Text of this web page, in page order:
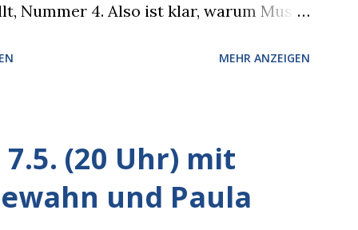
Nummer 4. Also ist klar, warum Musk
unauffälliger machen muss, damit die
wird jetzt berichtet, dass der neue
MEHR ANZEIGEN
(20 Uhr) mit
und Paula